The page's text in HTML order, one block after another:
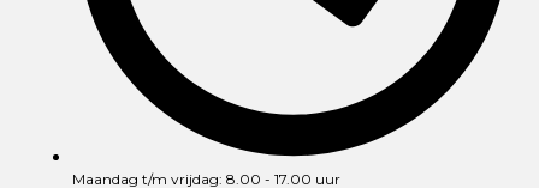
Maandag t/m vrijdag: 8.00 - 17.00 uur